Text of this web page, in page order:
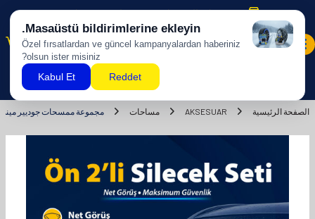
شحن مجاني للمشتريات بقيمة 500 ليرة تركية وما فوق!
الصفحة الرئيسية AKSESUAR مساحات مجموعة ممسحات جوديير ميني جون كوبر سوبرموت 2 قطعة موز